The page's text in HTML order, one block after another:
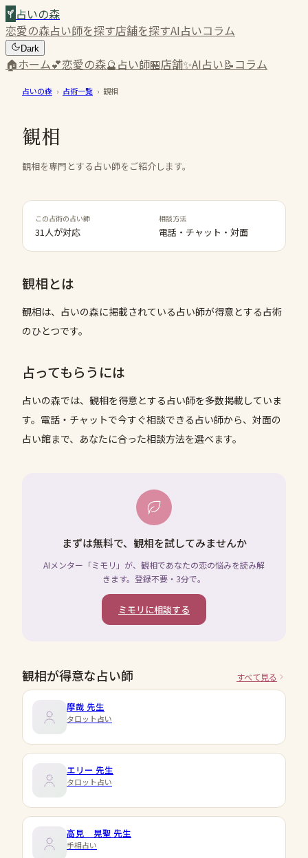
占いの森
恋愛の森占い師を探す店舗を探すAI占いコラム
Dark
🏠ホーム💕恋愛の森🔮占い師🏪店舗✨AI占い📝コラム
占いの森 › 占術一覧 › 観相
観相
観相を専門とする占い師をご紹介します。
この占術の占い師
31人が対応
相談方法
電話・チャット・対面
観相とは
観相は、占いの森に掲載されている占い師が得意とする占術
のひとつです。
占ってもらうには
占いの森では、 観相を得意とする占い師を多数掲載していま
す。電話・チャットで今すぐ相談できる占い師から、対面の
占い館まで、あなたに合った相談方法を選べます。
まずは無料で、観相を試してみませんか
AIメンター「ミモリ」が、観相であなたの恋の悩みを読み解
きます。登録不要・3分で。
ミモリに相談する
観相が得意な占い師 すべて見る
摩哉 先生
タロット占い
エリー 先生
タロット占い
高見 晃聖 先生
手相占い